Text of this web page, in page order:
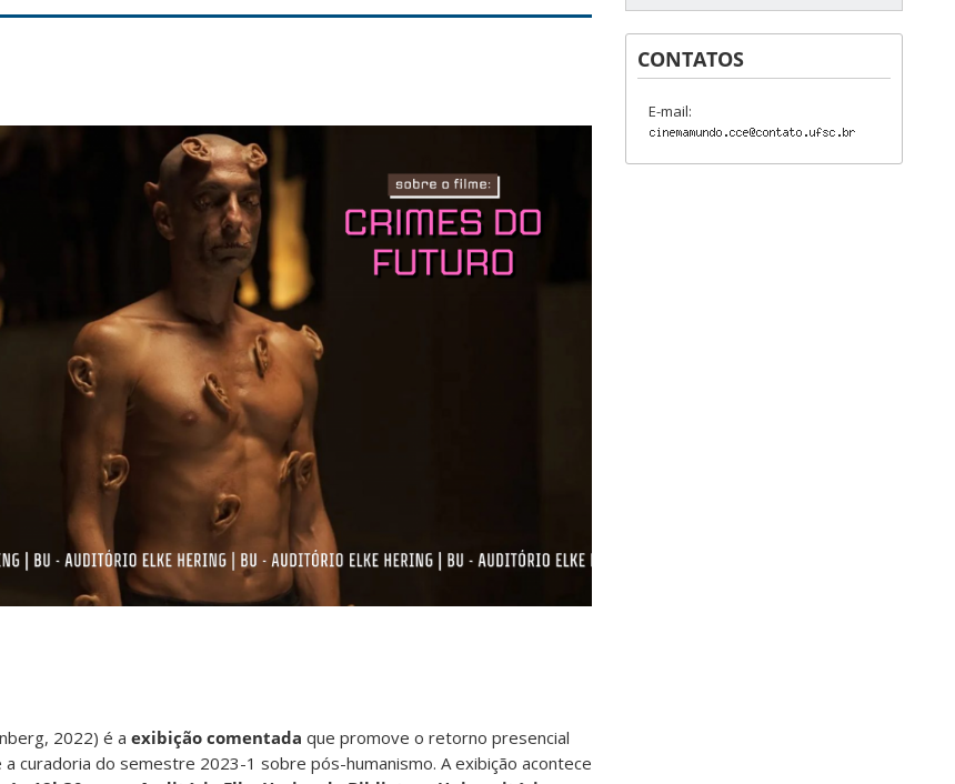
2022) é a exibição comentada que promove o retorno presencial
a curadoria do semestre 2023-1 sobre pós-humanismo. A exibição acontece
CONTATOS
E-mail: